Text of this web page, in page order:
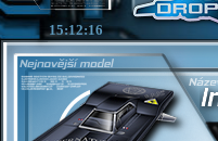
15:12:16